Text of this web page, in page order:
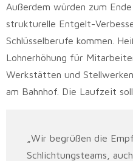
Außerdem würden zum
strukturelle Entgelt-
Schlüsselberufe kommen.
Lohnerhöhung für
Werkstätten und
am Bahnhof. Die Laufzeit
„Wir begrüßen die
Schlichtungsteams,